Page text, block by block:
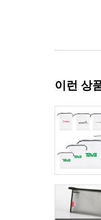
이런 상